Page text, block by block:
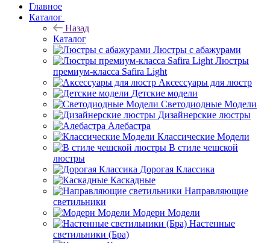
Главное
Каталог
Назад
Каталог
Люстры с абажурами
Люстры
премиум-класса Safira Light
Аксессуары для люстр
Детские модели
Светодиодные Модели
Дизайнерские люстры
Алебастра
Классические Модели
В стиле чешской
люстры
Дорогая Классика
Каскадные
Направляющие
светильники
Модерн Модели
Настенные
светильники (Бра)